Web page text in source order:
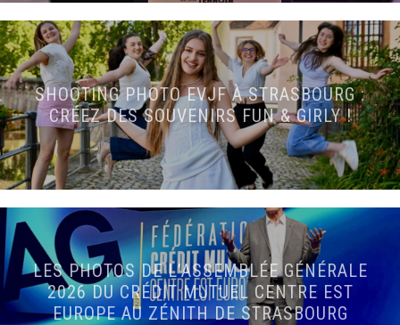
SHOOTING PHOTO EVJF À STRASBOURG :
CRÉEZ DES SOUVENIRS FUN & GIRLY !
LES PHOTOS DE L’ASSEMBLÉE GÉNÉRALE
2026 DU CRÉDIT MUTUEL CENTRE EST
EUROPE AU ZÉNITH DE STRASBOURG